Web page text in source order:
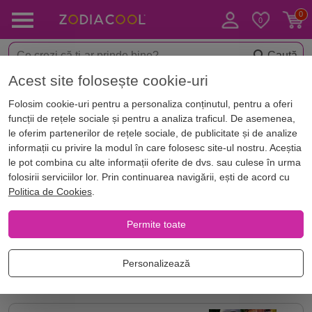
Caută
Acasă Blog Tag
Articole
Articole care conțin tagul: bani
Cât de norocos ești în funcție de
Acest site folosește cookie-uri
Folosim cookie-uri pentru a personaliza conținutul, pentru a oferi
funcții de rețele sociale și pentru a analiza traficul. De asemenea,
le oferim partenerilor de rețele sociale, de publicitate și de analize
informații cu privire la modul în care folosesc site-ul nostru. Aceștia
le pot combina cu alte informații oferite de dvs. sau culese în urma
folosirii serviciilor lor. Prin continuarea navigării, ești de acord cu
Politica de Cookies.
Permite toate
Personalizează